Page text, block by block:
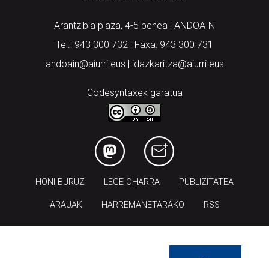
Arantzibia plaza, 4-5 behea | ANDOAIN
Tel.: 943 300 732 | Faxa: 943 300 731
andoain@aiurri.eus | idazkaritza@aiurri.eus
Codesyntaxek garatua
HONI BURUZ LEGE OHARRA PUBLIZITATEA
ARAUAK HARREMANETARAKO RSS